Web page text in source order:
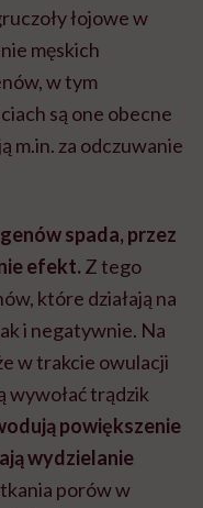
łojowe w
męskich
w tym
są one obecne
m.in. za odczuwanie
spada, przez
efekt. Z tego
które działają na
i negatywnie. Na
w trakcie owulacji
wywołać trądzik
powiększenie
wydzielanie
porów w